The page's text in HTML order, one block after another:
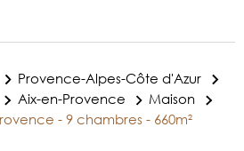
Provence-Alpes-Côte d'Azur
Aix-en-Provence
Maison
- 9 chambres - 660m²